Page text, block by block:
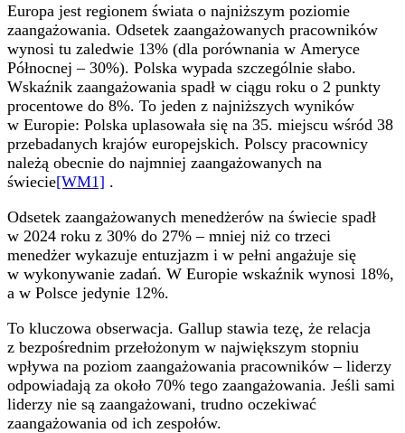
Europa jest regionem świata o najniższym poziomie
zaangażowania. Odsetek zaangażowanych pracowników
wynosi tu zaledwie 13% (dla porównania w Ameryce
Północnej – 30%). Polska wypada szczególnie słabo.
Wskaźnik zaangażowania spadł w ciągu roku o 2 punkty
procentowe do 8%. To jeden z najniższych wyników
w Europie: Polska uplasowała się na 35. miejscu wśród 38
przebadanych krajów europejskich. Polscy pracownicy
należą obecnie do najmniej zaangażowanych na
świecie[WM1] .
Odsetek zaangażowanych menedżerów na świecie spadł
w 2024 roku z 30% do 27% – mniej niż co trzeci
menedżer wykazuje entuzjazm i w pełni angażuje się
w wykonywanie zadań. W Europie wskaźnik wynosi 18%,
a w Polsce jedynie 12%.
To kluczowa obserwacja. Gallup stawia tezę, że relacja
z bezpośrednim przełożonym w największym stopniu
wpływa na poziom zaangażowania pracowników – liderzy
odpowiadają za około 70% tego zaangażowania. Jeśli sami
liderzy nie są zaangażowani, trudno oczekiwać
zaangażowania od ich zespołów.